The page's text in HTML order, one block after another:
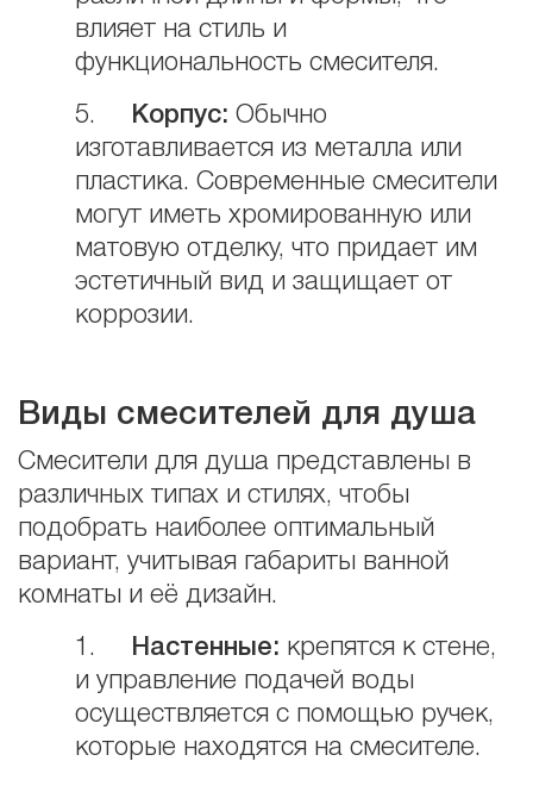
влияет на стиль и
функциональность смесителя.
5. Корпус: Обычно
изготавливается из металла или
пластика. Современные смесители
могут иметь хромированную или
матовую отделку, что придает им
эстетичный вид и защищает от
коррозии.
Виды смесителей для душа
Смесители для душа представлены в
различных типах и стилях, чтобы
подобрать наиболее оптимальный
вариант, учитывая габариты ванной
комнаты и её дизайн.
1. Настенные: крепятся к стене,
и управление подачей воды
осуществляется с помощью ручек,
которые находятся на смесителе.